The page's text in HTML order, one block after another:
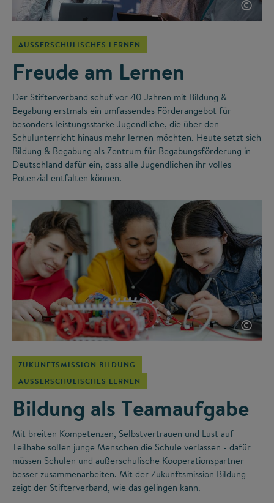
©
AUSSERSCHULISCHES LERNEN
Freude am Lernen
Der Stifterverband schuf vor 40 Jahren mit Bildung &
Begabung erstmals ein umfassendes Förderangebot für
besonders leistungsstarke Jugendliche, die über den
Schulunterricht hinaus mehr lernen möchten. Heute setzt sich
Bildung & Begabung als Zentrum für Begabungsförderung in
Deutschland dafür ein, dass alle Jugendlichen ihr volles
Potenzial entfalten können.
©
ZUKUNFTSMISSION BILDUNG
AUSSERSCHULISCHES LERNEN
Bildung als Teamaufgabe
Mit breiten Kompetenzen, Selbstvertrauen und Lust auf
Teilhabe sollen junge Menschen die Schule verlassen - dafür
müssen Schulen und außerschulische Kooperationspartner
besser zusammenarbeiten. Mit der Zukunftsmission Bildung
zeigt der Stifterverband, wie das gelingen kann.